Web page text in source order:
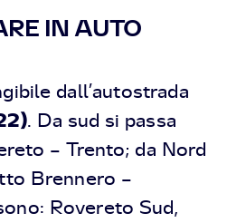
IN AUTO
dall’autostrada
. Da sud si passa
– Trento; da Nord
Brennero –
Rovereto Sud,